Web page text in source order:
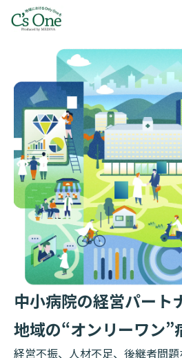
中小病院の経営パート
地域の“オンリーワン”
経営不振、人材不足、後継者問